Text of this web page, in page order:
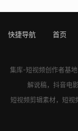
快捷导航 首页
集库-短视频创作者基
解说稿， 抖音电
短视频剪辑素材，短视